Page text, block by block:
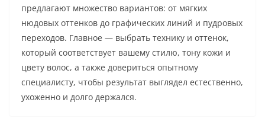
предлагают множество вариантов: от мягких
нюдовых оттенков до графических линий и пудровых
переходов. Главное — выбрать технику и оттенок,
который соответствует вашему стилю, тону кожи и
цвету волос, а также довериться опытному
специалисту, чтобы результат выглядел естественно,
ухоженно и долго держался.